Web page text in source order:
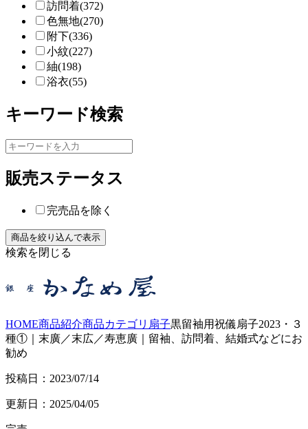
訪問着(372)
色無地(270)
附下(336)
小紋(227)
紬(198)
浴衣(55)
キーワード検索
販売ステータス
完売品を除く
検索を閉じる
HOME商品紹介商品カテゴリ 扇子黒留袖用祝儀扇子2023・３
種①｜末廣／末広／寿恵廣｜留袖、訪問着、結婚式などにお
勧め
投稿日：2023/07/14
更新日：2025/04/05